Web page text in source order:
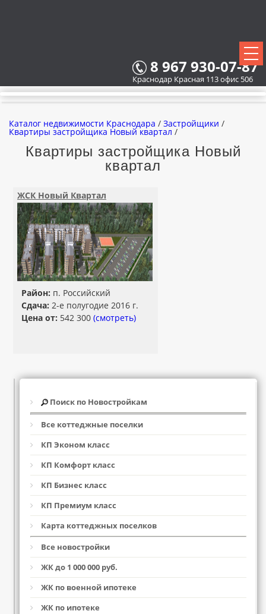
8 967 930-07-87
Краснодар Красная 113 офис 506
ВСЕ НОВОСТРОЙКИ
КАРТА НОВОСТРОЕК
ЗАСТРОЙЩИКИ
ВСЕ КОТТЕДЖНЫЕ ПОСЕЛКИ
Каталог недвижимости Краснодара / Застройщики /
Квартиры застройщика Новый квартал /
Квартиры застройщика Новый
квартал
ЖСК Новый Квартал
Район: п. Российский
Сдача: 2-е полугодие 2016 г.
Цена от: 542 300 (смотреть)
Поиск по Новостройкам
Все коттеджные поселки
КП Эконом класс
КП Комфорт класс
КП Бизнес класс
КП Премиум класс
Карта коттеджных поселков
Все новостройки
ЖК до 1 000 000 руб.
ЖК по военной ипотеке
ЖК по ипотеке